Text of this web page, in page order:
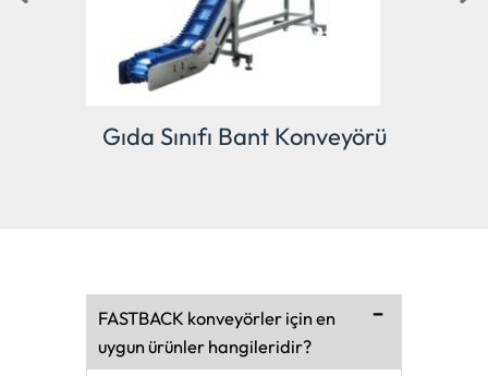
Kase Konveyörü
FASTBACK konveyörler için en
uygun ürünler hangileridir?